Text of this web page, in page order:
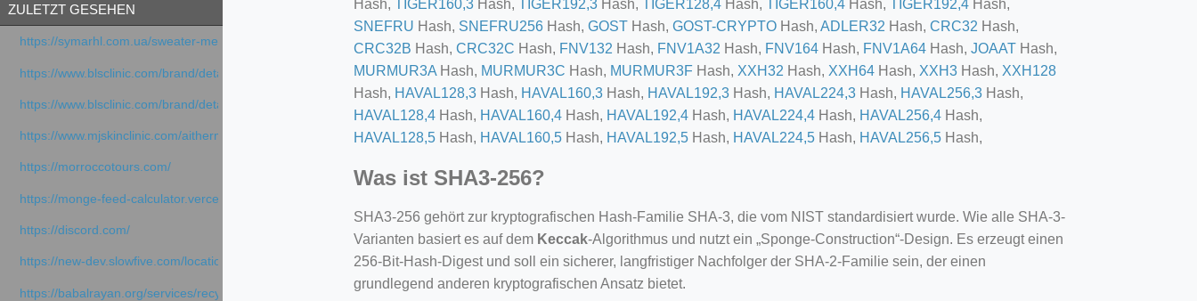
ZULETZT GESEHEN
https://symarhl.com.ua/sweater-merino-crew-neck-navy-blue/
https://www.blsclinic.com/brand/detail.php
https://www.blsclinic.com/brand/detail.php?c=1013&n=29306
https://www.mjskinclinic.com/aithermage
https://morroccotours.com/
https://monge-feed-calculator.vercel.app/feed-calculator
https://discord.com/
https://new-dev.slowfive.com/location/co-work?lat=37.49813&lng=127.0284&zoom=16
https://babalrayan.org/services/recycling-shredder-plant-equipment/scrap-shredder-fabrication
Hash, TIGER160,3 Hash, TIGER192,3 Hash, TIGER128,4 Hash, TIGER160,4 Hash, TIGER192,4 Hash,
SNEFRU Hash, SNEFRU256 Hash, GOST Hash, GOST-CRYPTO Hash, ADLER32 Hash, CRC32 Hash,
CRC32B Hash, CRC32C Hash, FNV132 Hash, FNV1A32 Hash, FNV164 Hash, FNV1A64 Hash, JOAAT Hash,
MURMUR3A Hash, MURMUR3C Hash, MURMUR3F Hash, XXH32 Hash, XXH64 Hash, XXH3 Hash, XXH128
Hash, HAVAL128,3 Hash, HAVAL160,3 Hash, HAVAL192,3 Hash, HAVAL224,3 Hash, HAVAL256,3 Hash,
HAVAL128,4 Hash, HAVAL160,4 Hash, HAVAL192,4 Hash, HAVAL224,4 Hash, HAVAL256,4 Hash,
HAVAL128,5 Hash, HAVAL160,5 Hash, HAVAL192,5 Hash, HAVAL224,5 Hash, HAVAL256,5 Hash,
Was ist SHA3-256?
SHA3-256 gehört zur kryptografischen Hash-Familie SHA-3, die vom NIST standardisiert wurde. Wie alle SHA-3-
Varianten basiert es auf dem Keccak-Algorithmus und nutzt ein „Sponge-Construction“-Design. Es erzeugt einen
256-Bit-Hash-Digest und soll ein sicherer, langfristiger Nachfolger der SHA-2-Familie sein, der einen
grundlegend anderen kryptografischen Ansatz bietet.